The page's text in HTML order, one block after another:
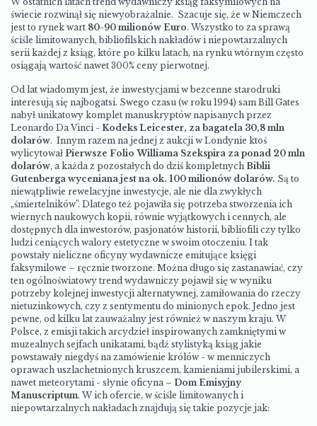
świecie rozwinął się niewyobrażalnie. Szacuje się, że w Niemczech
jest to rynek wart 80-90 milionów Euro. Wszystko to za sprawą
ściśle limitowanych, bibliofilskich nakładów i niepowtarzalnych
serii każdej z ksiąg, które po kilku latach, na rynku wtórnym często
osiągają wartość nawet 300% ceny pierwotnej.
Od lat wiadomym jest, że inwestycjami w bezcenne starodruki
interesują się najbogatsi. Swego czasu (w roku 1994) sam Bill Gates
nabył unikatowy komplet manuskryptów napisanych przez
Leonardo Da Vinci - Kodeks Leicester, za bagatela 30,8 mln
dolarów. Innym razem na jednej z aukcji w Londynie ktoś
wylicytował Pierwsze Folio Williama Szekspira za ponad 20 mln
dolarów, a każda z pozostałych do dziś kompletnych Biblii
Gutenberga wyceniana jest na ok. 100 milionów dolarów. Są to
niewątpliwie rewelacyjne inwestycje, ale nie dla zwykłych
„śmiertelników”. Dlatego też pojawiła się potrzeba stworzenia ich
wiernych naukowych kopii, równie wyjątkowych i cennych, ale
dostępnych dla inwestorów, pasjonatów historii, bibliofili czy tylko
ludzi ceniących walory estetyczne w swoim otoczeniu. I tak
powstały nieliczne oficyny wydawnicze emitujące księgi
faksymilowe – ręcznie tworzone. Można długo się zastanawiać, czy
ten ogólnoświatowy trend wydawniczy pojawił się w wyniku
potrzeby kolejnej inwestycji alternatywnej, zamiłowania do rzeczy
nietuzinkowych, czy z sentymentu do minionych epok. Jedno jest
pewne, od kilku lat zauważalny jest również w naszym kraju. W
Polsce, z emisji takich arcydzieł inspirowanych zamkniętymi w
muzealnych sejfach unikatami, bądź stylistyką ksiąg jakie
powstawały niegdyś na zamówienie królów - w menniczych
oprawach uszlachetnionych kruszcem, kamieniami jubilerskimi, a
nawet meteorytami - słynie oficyna – Dom Emisyjny
Manuscriptum. W ich ofercie, w ściśle limitowanych i
niepowtarzalnych nakładach znajdują się takie pozycje jak: